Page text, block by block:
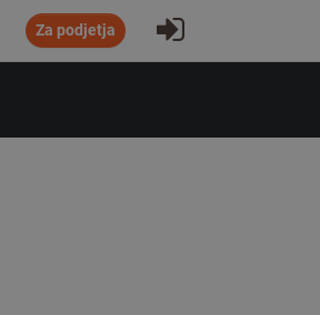
Za podjetja Prijavi se